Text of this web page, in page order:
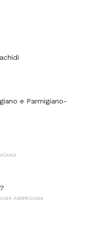
e Parmigiano-
AMERICANA